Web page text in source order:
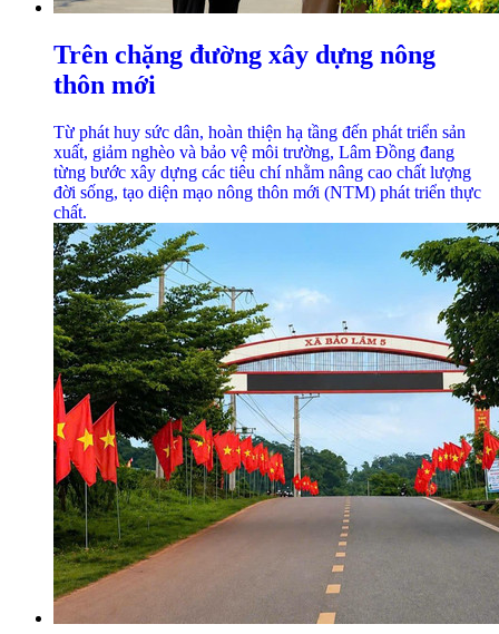
Trên chặng đường xây dựng nông
thôn mới
Từ phát huy sức dân, hoàn thiện hạ tầng đến phát triển sản
xuất, giảm nghèo và bảo vệ môi trường, Lâm Đồng đang
từng bước xây dựng các tiêu chí nhằm nâng cao chất lượng
đời sống, tạo diện mạo nông thôn mới (NTM) phát triển thực
chất.